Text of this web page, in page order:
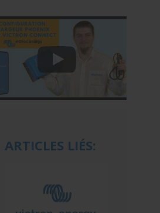
ARTICLES LIÉS: